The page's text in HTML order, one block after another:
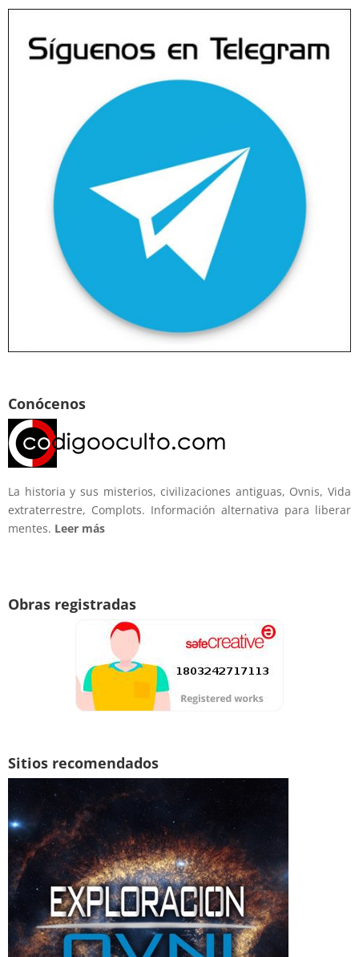
Conócenos
La historia y sus misterios, civilizaciones antiguas, Ovnis, Vida
extraterrestre, Complots. Información alternativa para liberar
mentes. Leer más
Obras registradas
Sitios recomendados